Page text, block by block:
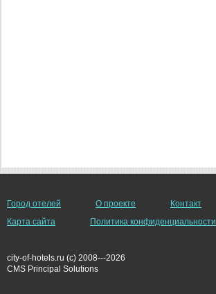
Город отелей О проекте
Контакт
Карта сайта
Политика конфиденциальности
city-of-hotels.ru (c) 2008---2026
СMS Principal Solutions